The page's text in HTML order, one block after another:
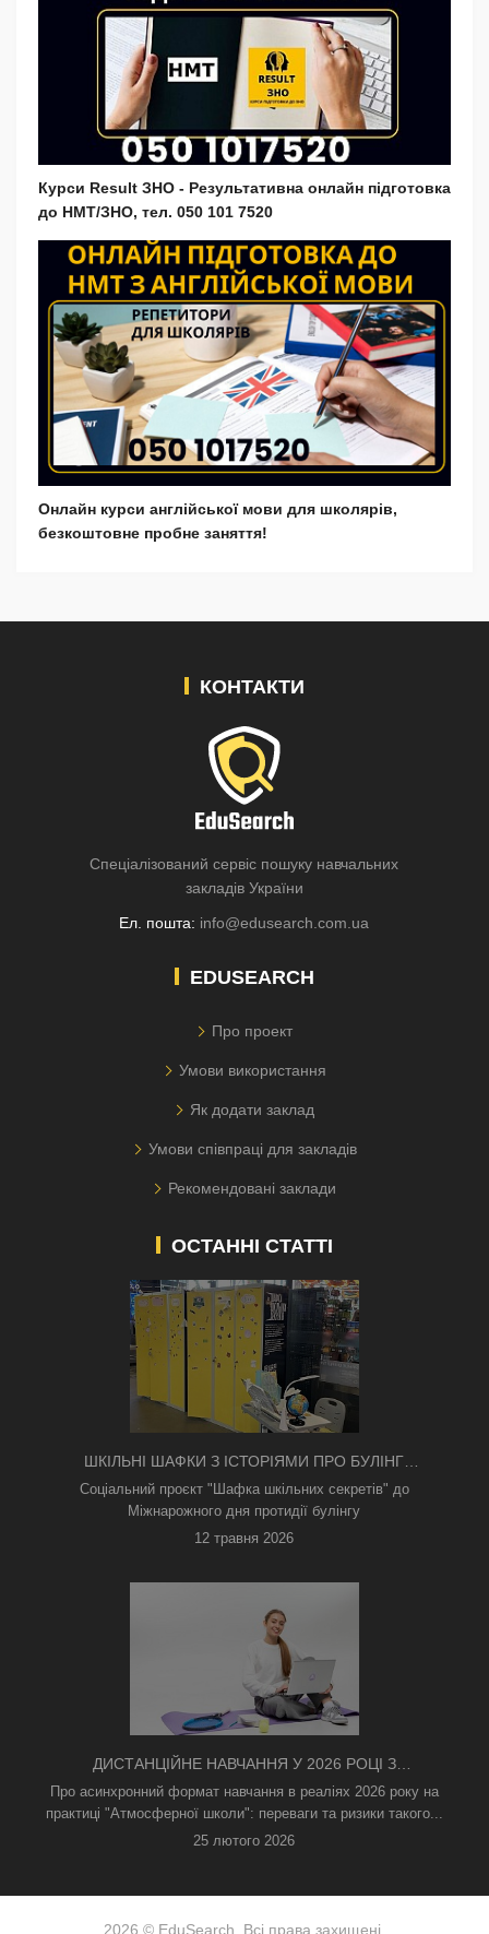
Курси Result ЗНО - Результативна онлайн підготовка
до НМТ/ЗНО, тел. 050 101 7520
Онлайн курси англійської мови для школярів,
безкоштовне пробне заняття!
КОНТАКТИ
Спеціалізований сервіс пошуку навчальних
закладів України
Ел. пошта: info@edusearch.com.ua
EDUSEARCH
Про проект
Умови використання
Як додати заклад
Умови співпраці для закладів
Рекомендовані заклади
ОСТАННІ СТАТТІ
ШКІЛЬНІ ШАФКИ З ІСТОРІЯМИ ПРО БУЛІНГ
З'ЯВИЛИСЯ В КИЄВІ
Соціальний проєкт "Шафка шкільних секретів" до
Міжнарожного дня протидії булінгу
12 травня 2026
ДИСТАНЦІЙНЕ НАВЧАННЯ У 2026 РОЦІ З
ТРИВОГАМИ ТА БЕЗ СВІТЛА: ЯК АСИНХРОННИЙ
ФОРМАТ РЯТУЄ ОСВІТНІЙ ПРОЦЕС
Про асинхронний формат навчання в реаліях 2026 року на
практиці "Атмосферної школи": переваги та ризики такого...
25 лютого 2026
2026 © EduSearch. Всі права захищені.